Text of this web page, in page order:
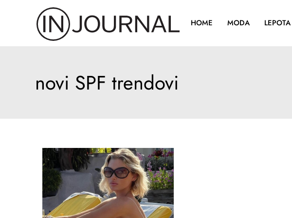
HOME MODA LEPOTA
novi SPF trendovi